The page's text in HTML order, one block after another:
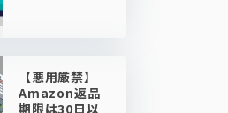
【悪用厳禁】
Amazon返品
期限は30日以